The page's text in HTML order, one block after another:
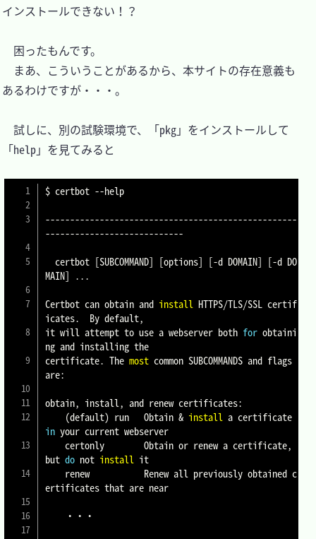
インストールできない！？
困ったもんです。
まあ、こういうことがあるから、本サイトの存在意義も
あるわけですが・・・。
試しに、別の試験環境で、「pkg」をインストールして
「help」を見てみると
$ certbot --help
---------------------------------------------------
----------------------------
  certbot
[SUBCOMMAND] [options] [-d DOMAIN] [-d DO
MAIN] ...
Certbot can obtain and install HTTPS/TLS/SSL certif
icates.  By default,
it will attempt to use a webserver both for obtaini
ng and installing the
certificate. The most common SUBCOMMANDS and flags
are:
obtain, install, and renew certificates:
(default) run   Obtain & install
a certificate
in your current webserver
but do not install it
ertificates that are near